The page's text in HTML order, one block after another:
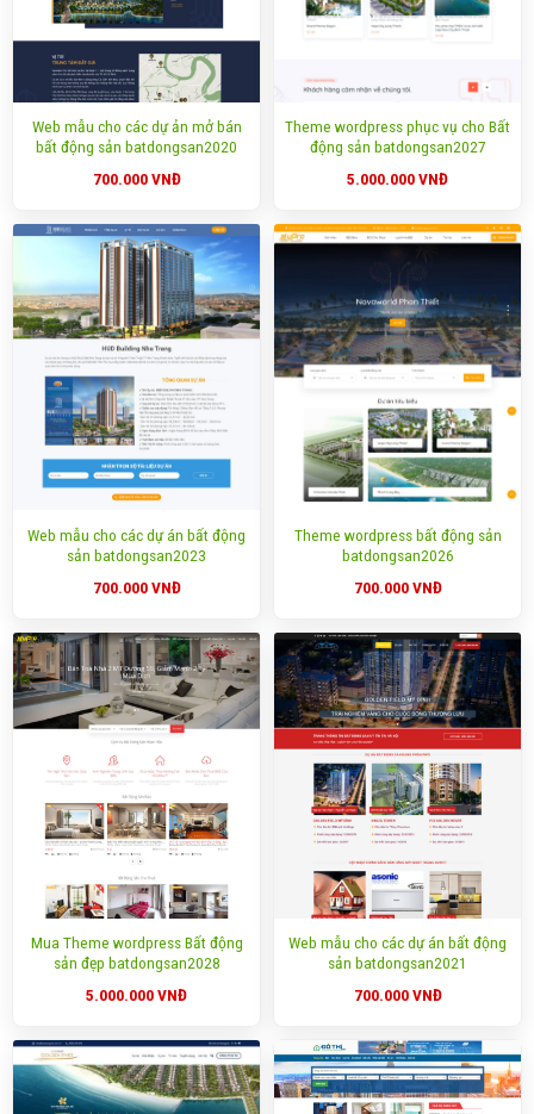
Web mẫu cho các dự ản mở bán
bất động sản batdongsan2020
700.000VNĐ
Theme wordpress phục vụ cho Bất
động sản batdongsan2027
5.000.000VNĐ
Web mẫu cho các dự án bất động
sản batdongsan2023
700.000VNĐ
Theme wordpress bất động sản
batdongsan2026
700.000VNĐ
Mua Theme wordpress Bất động
sản đẹp batdongsan2028
5.000.000VNĐ
Web mẫu cho các dự án bất động
sản batdongsan2021
700.000VNĐ